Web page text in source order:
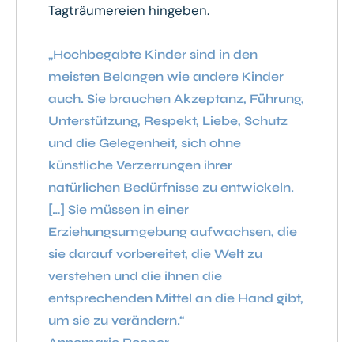
Tagträumereien hingeben.
„Hochbegabte Kinder sind in den
meisten Belangen wie andere Kinder
auch. Sie brauchen Akzeptanz, Führung,
Unterstützung, Respekt, Liebe, Schutz
und die Gelegenheit, sich ohne
künstliche Verzerrungen ihrer
natürlichen Bedürfnisse zu entwickeln.
[…] Sie müssen in einer
Erziehungsumgebung aufwachsen, die
sie darauf vorbereitet, die Welt zu
verstehen und die ihnen die
entsprechenden Mittel an die Hand gibt,
um sie zu verändern.“